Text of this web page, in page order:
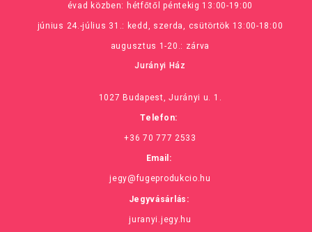
évad közben: hétfőtől péntekig 13:00-19:00
június 24.-július 31.: kedd, szerda, csütörtök 13:00-18:00
augusztus 1-20.: zárva
Jurányi Ház
1027 Budapest, Jurányi u. 1.
Telefon:
+36 70 777 2533
Email:
jegy@fugeprodukcio.hu
Jegyvásárlás:
juranyi.jegy.hu